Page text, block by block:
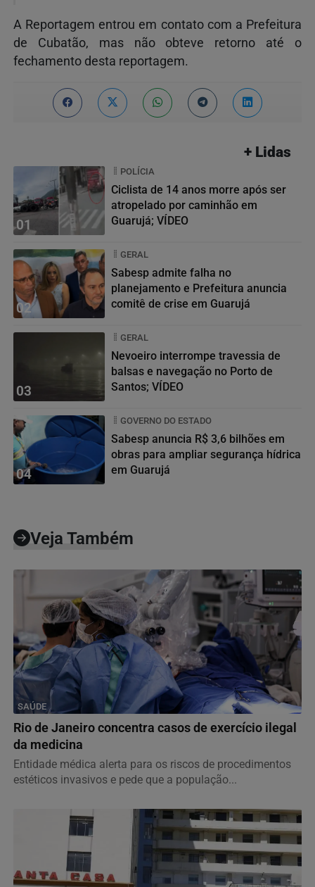
A Reportagem entrou em contato com a Prefeitura
de Cubatão, mas não obteve retorno até o
fechamento desta reportagem.
+ Lidas
01
POLÍCIA
Ciclista de 14 anos morre após ser
atropelado por caminhão em
Guarujá; VÍDEO
02
GERAL
Sabesp admite falha no
planejamento e Prefeitura anuncia
comitê de crise em Guarujá
03
GERAL
Nevoeiro interrompe travessia de
balsas e navegação no Porto de
Santos; VÍDEO
04
GOVERNO DO ESTADO
Sabesp anuncia R$ 3,6 bilhões em
obras para ampliar segurança hídrica
em Guarujá
Veja Também
SAÚDE
Rio de Janeiro concentra casos de exercício ilegal
da medicina
Entidade médica alerta para os riscos de procedimentos
estéticos invasivos e pede que a população...